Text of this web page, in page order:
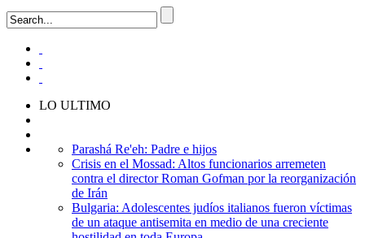
LO ULTIMO
Parashá Re'eh: Padre e hijos
Crisis en el Mossad: Altos funcionarios arremeten
contra el director Roman Gofman por la reorganización
de Irán
Bulgaria: Adolescentes judíos italianos fueron víctimas
de un ataque antisemita en medio de una creciente